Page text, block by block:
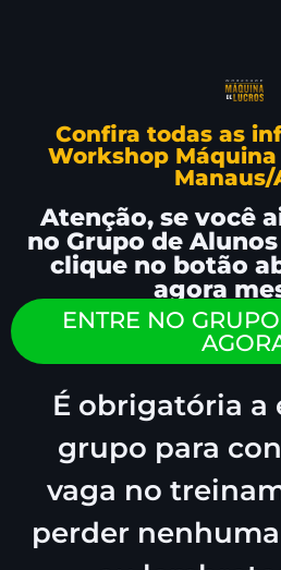
Confira todas as
Workshop
Manaus/
Atenção, se você
no Grupo de
clique no botão
agora
ENTRE NO
É obrigatória a
grupo para
vaga no
perder